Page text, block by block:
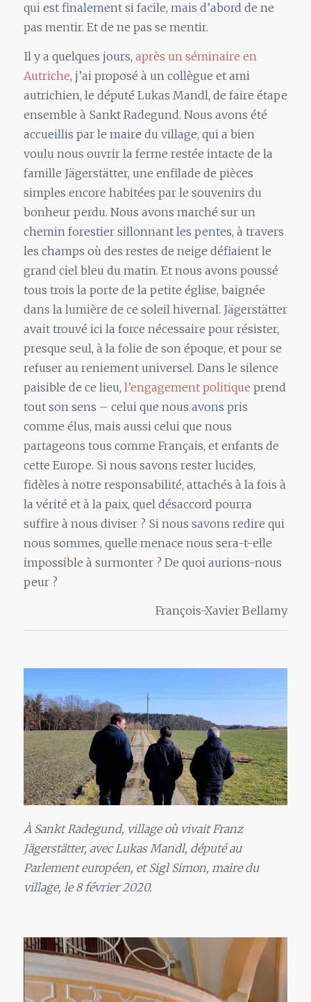
qui est finalement si facile, mais d’abord de ne
pas mentir. Et de ne pas se mentir.
Il y a quelques jours, après un séminaire en
Autriche, j’ai proposé à un collègue et ami
autrichien, le député Lukas Mandl, de faire étape
ensemble à Sankt Radegund. Nous avons été
accueillis par le maire du village, qui a bien
voulu nous ouvrir la ferme restée intacte de la
famille Jägerstätter, une enfilade de pièces
simples encore habitées par le souvenirs du
bonheur perdu. Nous avons marché sur un
chemin forestier sillonnant les pentes, à travers
les champs où des restes de neige défiaient le
grand ciel bleu du matin. Et nous avons poussé
tous trois la porte de la petite église, baignée
dans la lumière de ce soleil hivernal. Jägerstätter
avait trouvé ici la force nécessaire pour résister,
presque seul, à la folie de son époque, et pour se
refuser au reniement universel. Dans le silence
paisible de ce lieu, l’engagement politique prend
tout son sens – celui que nous avons pris
comme élus, mais aussi celui que nous
partageons tous comme Français, et enfants de
cette Europe. Si nous savons rester lucides,
fidèles à notre responsabilité, attachés à la fois à
la vérité et à la paix, quel désaccord pourra
suffire à nous diviser ? Si nous savons redire qui
nous sommes, quelle menace nous sera-t-elle
impossible à surmonter ? De quoi aurions-nous
peur ?
François-Xavier Bellamy
À Sankt Radegund, village où vivait Franz
Jägerstätter, avec Lukas Mandl, député au
Parlement européen, et Sigl Simon, maire du
village, le 8 février 2020.